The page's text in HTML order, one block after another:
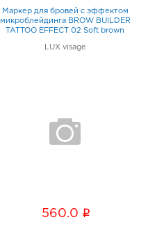
Маркер для бровей c эффектом
микроблейдинга BROW BUILDER
TATTOO EFFECT 02 Soft brown
LUX visage
560.0 i